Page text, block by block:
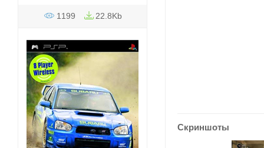
Скриншоты
1199 22.8Kb